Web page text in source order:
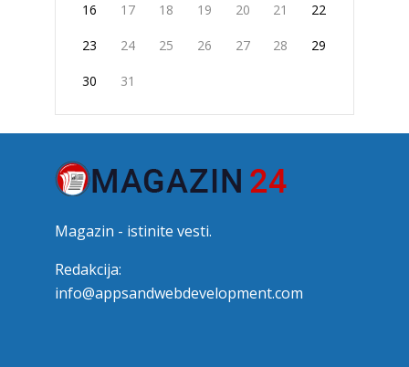
16 17 18 19 20 21 22
23 24 25 26 27 28 29
30 31
Magazin - istinite vesti.
Redakcija:
info@appsandwebdevelopment.com